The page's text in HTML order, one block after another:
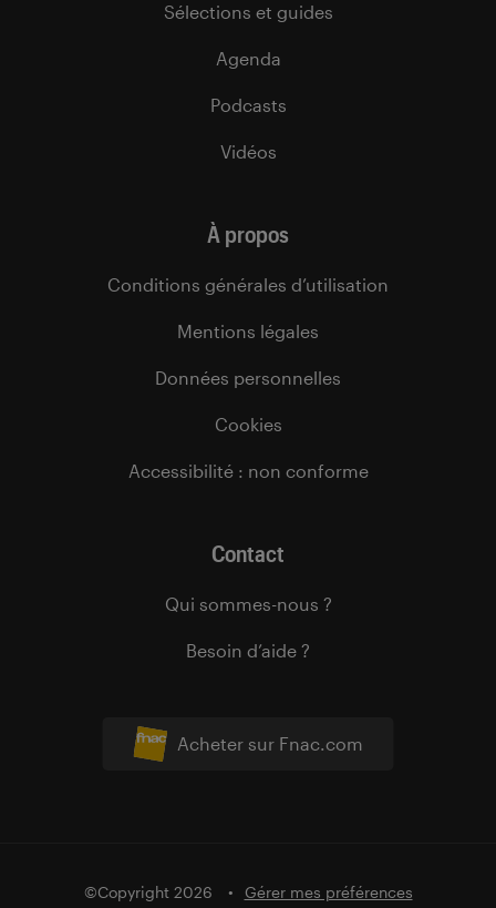
Acheter sur Fnac.com
Sélections et guides
Agenda
Podcasts
Vidéos
À propos
Conditions générales d’utilisation
Mentions légales
Données personnelles
Cookies
Accessibilité : non conforme
Contact
Qui sommes-nous ?
Besoin d’aide ?
©Copyright 2026 Gérer mes préférences